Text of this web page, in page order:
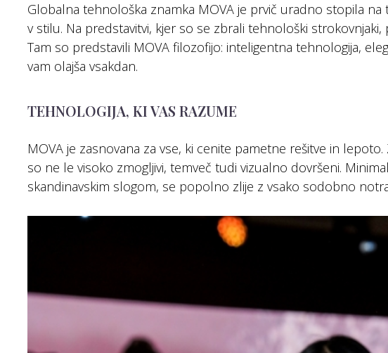
Globalna tehnološka znamka MOVA je prvič uradno stopila
v stilu. Na predstavitvi, kjer so se zbrali tehnološki strokovnjaki,
Tam so predstavili MOVA filozofijo: inteligentna tehnologija,
vam olajša vsakdan.
TEHNOLOGIJA, KI VAS RAZUME
MOVA je zasnovana za vse, ki cenite pametne rešitve in
so ne le visoko zmogljivi, temveč tudi vizualno dovršeni.
skandinavskim slogom, se popolno zlije z vsako sodobno